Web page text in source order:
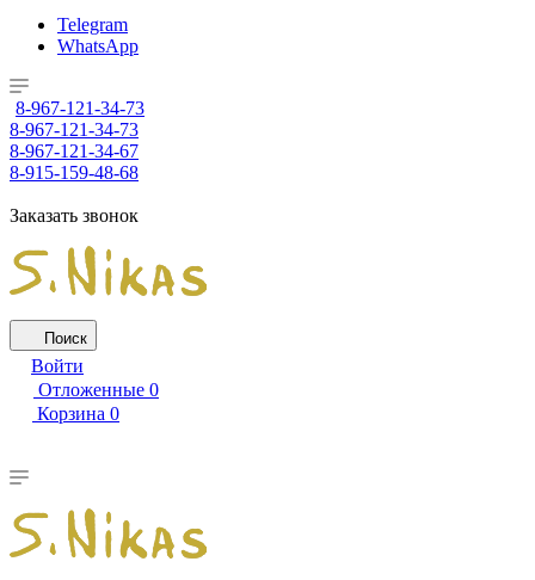
Telegram
WhatsApp
8-967-121-34-73
8-967-121-34-73
8-967-121-34-67
8-915-159-48-68
Заказать звонок
Поиск
Войти
Отложенные 0
Корзина 0